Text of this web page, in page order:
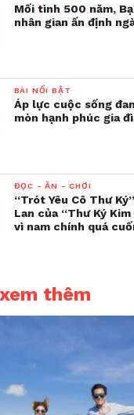
Mối tình 500 năm,
nhân gian ấn định
BÀI NỔI BẬT
Áp lực cuộc sống
mòn hạnh phúc gia
ĐỌC - ĂN - CHƠI
“Trót Yêu Cô Thư
Lan của “Thư Ký
vì nam chính quá
thêm